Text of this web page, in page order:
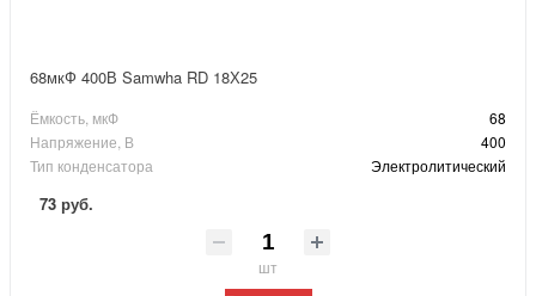
68мкФ 400В Samwha RD 18Х25
Ёмкость, мкФ
68
Напряжение, В
400
Тип конденсатора
Электролитический
73 руб.
шт